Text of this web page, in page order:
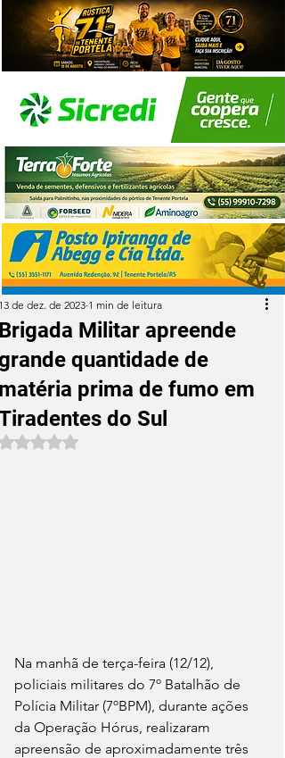
Militar apreende
quantidade de
prima de fumo em
do Sul
de dez. de 2023 1 min de leitura
Avaliado com NaN de 5 estrelas.
Na manhã de terça-feira (12/12),
policiais militares do 7º Batalhão de
Polícia Militar (7ºBPM), durante ações
da Operação Hórus, realizaram
apreensão de aproximadamente três